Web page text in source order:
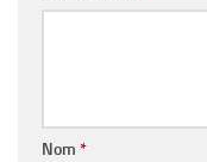
Nom *